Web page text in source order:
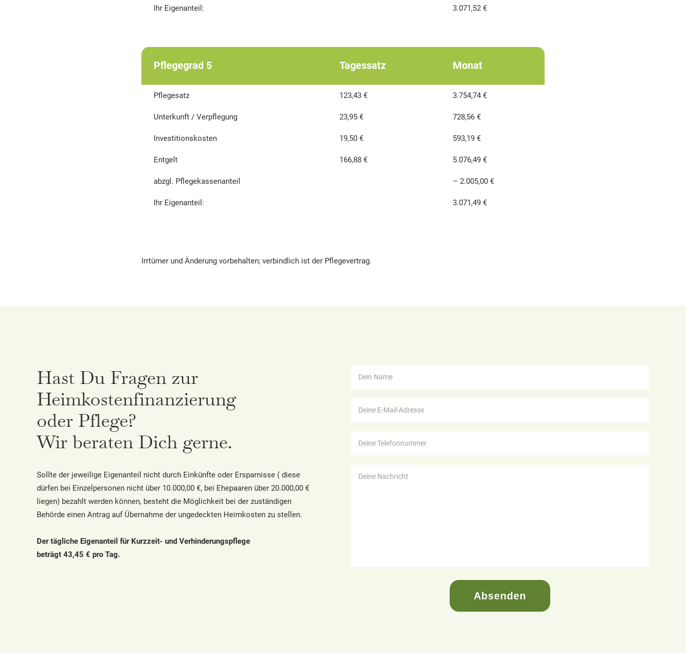
Ihr Eigenanteil: 3.071,52 €
Pflegegrad 5 Tagessatz Monat
Pflegesatz 123,43 € 3.754,74 €
Unterkunft / Verpflegung 23,95 € 728,56 €
Investitionskosten 19,50 € 593,19 €
Entgelt 166,88 € 5.076,49 €
abzgl. Pflegekassenanteil – 2.005,00 €
Ihr Eigenanteil: 3.071,49 €
Irrtümer und Änderung vorbehalten; verbindlich ist der Pflegevertrag.
Hast Du Fragen zur
Heimkostenfinanzierung
oder Pflege?
Wir beraten Dich gerne.
Sollte der jeweilige Eigenanteil nicht durch Einkünfte oder Ersparnisse ( diese
dürfen bei Einzelpersonen nicht über 10.000,00 €, bei Ehepaaren über 20.000,00 €
liegen) bezahlt werden können, besteht die Möglichkeit bei der zuständigen
Behörde einen Antrag auf Übernahme der ungedeckten Heimkosten zu stellen.
Der tägliche Eigenanteil für Kurzzeit- und Verhinderungspflege
beträgt 43,45 € pro Tag.